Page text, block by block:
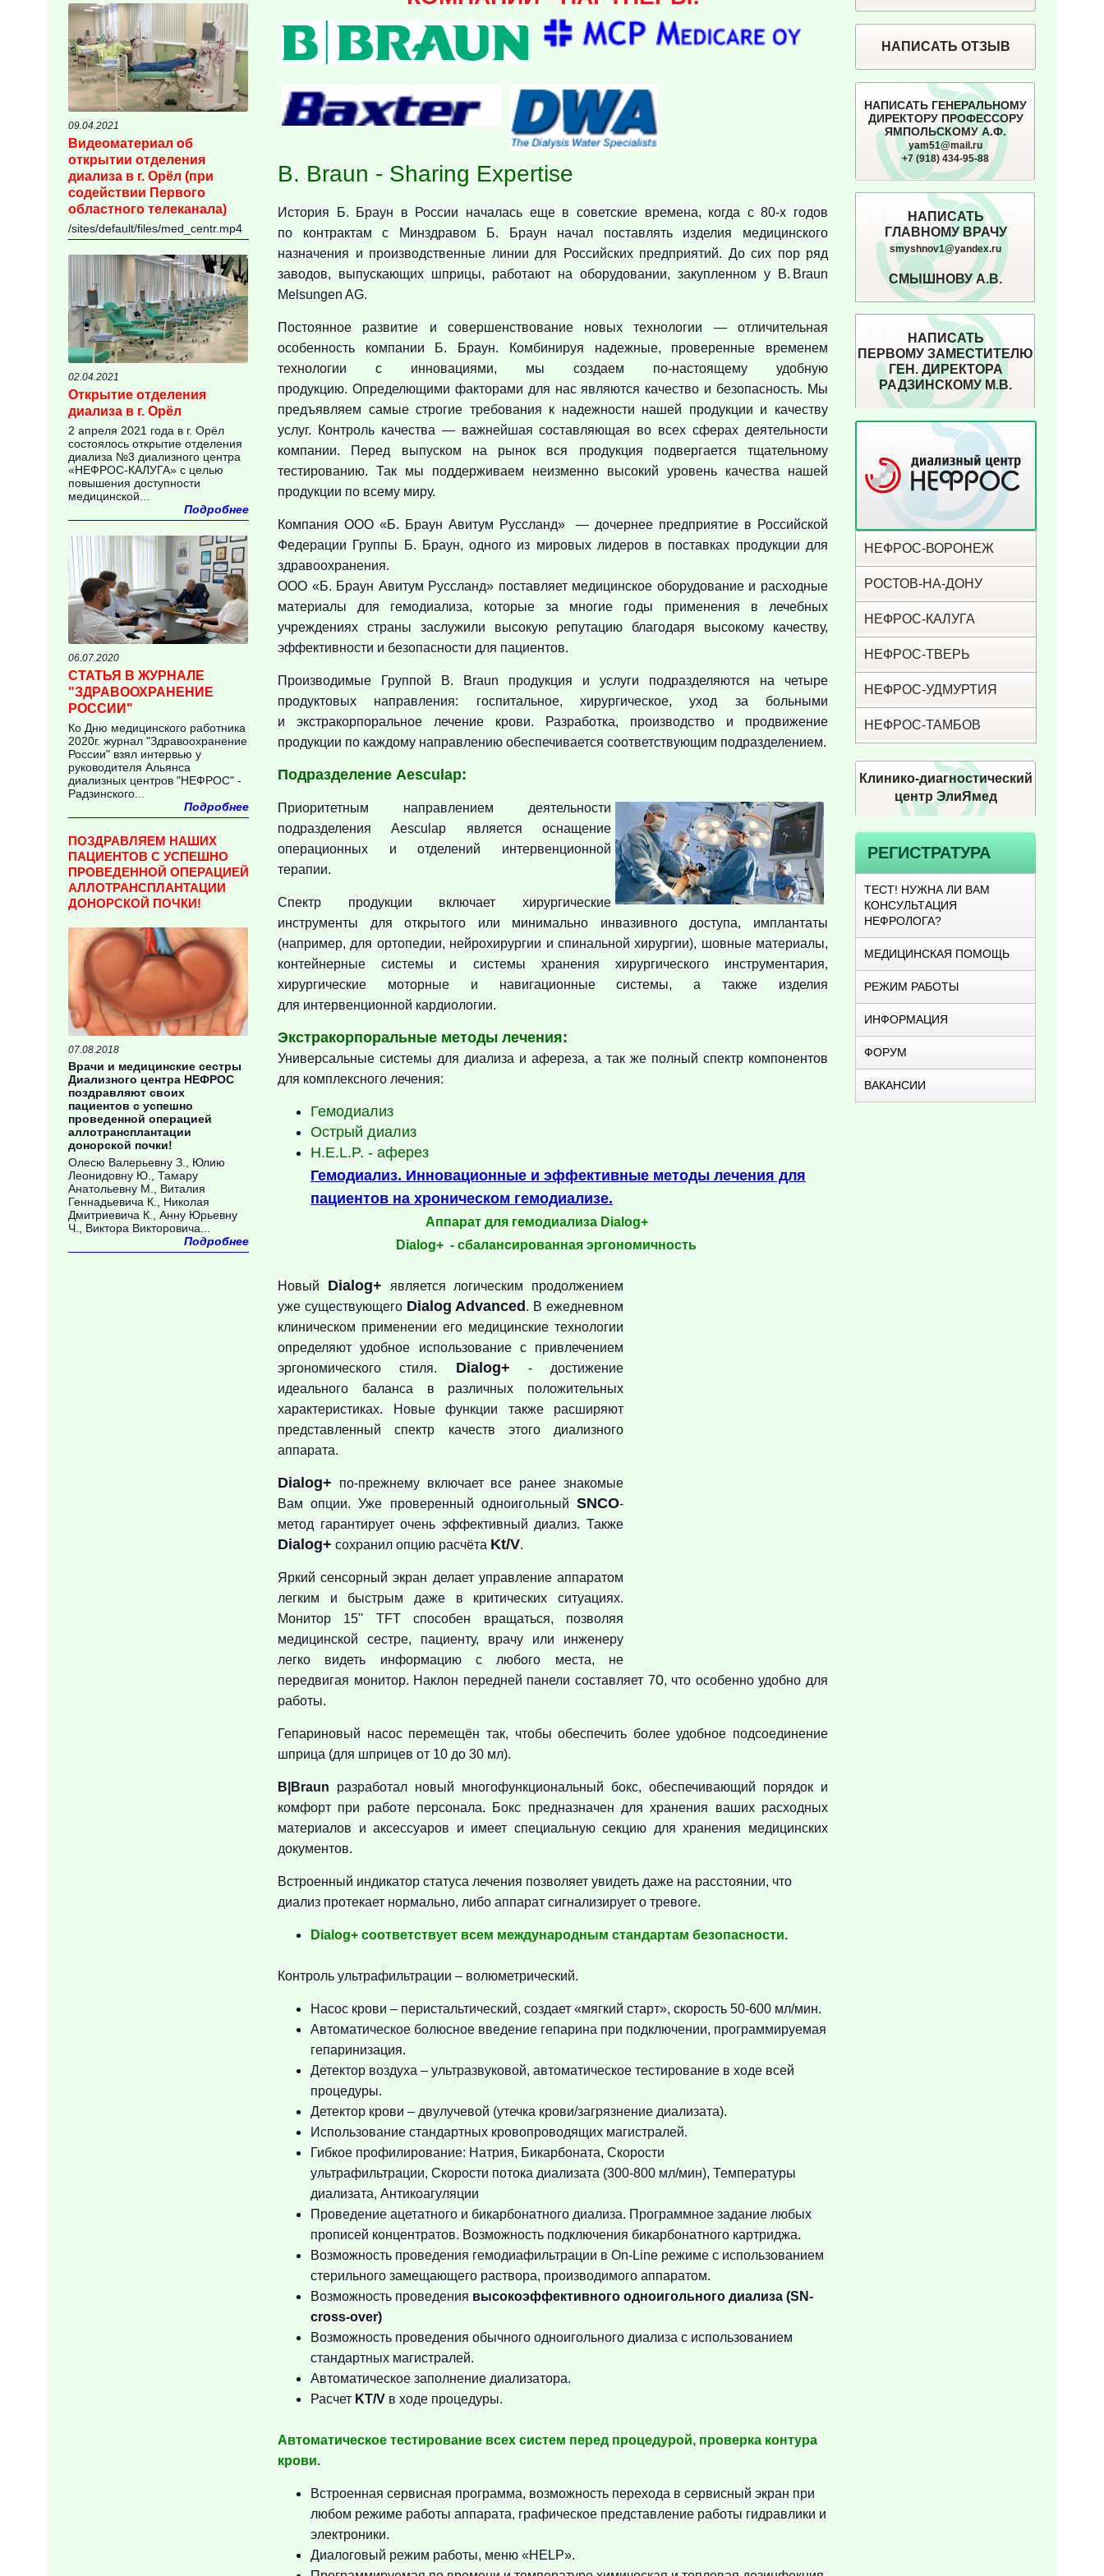
B. Braun - Sharing Expertise
История Б. Браун в России началась еще в советские времена, когда с 80-х годов
по контрактам с Минздравом Б. Браун начал поставлять изделия медицинского
назначения и производственные линии для Российских предприятий. До сих пор ряд
заводов, выпускающих шприцы, работают на оборудовании, закупленном у B. Braun
Melsungen AG.
Постоянное развитие и совершенствование новых технологии — отличительная
особенность компании Б. Браун. Комбинируя надежные, проверенные временем
технологии с инновациями, мы создаем по-настоящему удобную
продукцию. Определющими факторами для нас являются качество и безопасность. Мы
предъявляем самые строгие требования к надежности нашей продукции и качеству
услуг. Контроль качества — важнейшая составляющая во всех сферах деятельности
компании. Перед выпуском на рынок вся продукция подвергается тщательному
тестированию. Так мы поддерживаем неизменно высокий уровень качества нашей
продукции по всему миру.
Компания ООО «Б. Браун Авитум Руссланд» — дочернее предприятие в Российской
Федерации Группы Б. Браун, одного из мировых лидеров в поставках продукции для
здравоохранения.
ООО «Б. Браун Авитум Руссланд» поставляет медицинское оборудование и расходные
материалы для гемодиализа, которые за многие годы применения в лечебных
учреждениях страны заслужили высокую репутацию благодаря высокому качеству,
эффективности и безопасности для пациентов.
Производимые Группой B. Braun продукция и услуги подразделяются на четыре
продуктовых направления: госпитальное, хирургическое, уход за больными
и экстракорпоральное лечение крови. Разработка, производство и продвижение
продукции по каждому направлению обеспечивается соответствующим подразделением.
Подразделение Aesculap:
Приоритетным направлением деятельности
подразделения Aesculap является оснащение
операционных и отделений интервенционной
терапии.
Спектр продукции включает хирургические
инструменты для открытого или минимально инвазивного доступа, имплантаты
(например, для ортопедии, нейрохирургии и спинальной хирургии), шовные материалы,
контейнерные системы и системы хранения хирургического инструментария,
хирургические моторные и навигационные системы, а также изделия
для интервенционной кардиологии.
Экстракорпоральные методы лечения:
Универсальные системы для диализа и афереза, а так же полный спектр компонентов
для комплексного лечения:
Гемодиализ
Острый диализ
H.E.L.P. - аферез
Гемодиализ. Инновационные и эффективные методы лечения для
пациентов на хроническом гемодиализе.
Аппарат для гемодиализа Dialog+
Dialog+ - сбалансированная эргономичность
Новый Dialog+ является логическим продолжением
уже существующего Dialog Advanced . В ежедневном
клиническом применении его медицинские технологии
определяют удобное использование с привлечением
эргономического стиля. Dialog+ - достижение
идеального баланса в различных положительных
характеристиках. Новые функции также расширяют
представленный спектр качеств этого диализного
аппарата.
Dialog+ по-прежнему включает все ранее знакомые
Вам опции. Уже проверенный одноигольный SNCO-
метод гарантирует очень эффективный диализ. Также
Dialog+ сохранил опцию расчёта Kt/V.
Яркий сенсорный экран делает управление аппаратом
легким и быстрым даже в критических ситуациях.
Монитор 15'' TFT способен вращаться, позволяя
медицинской сестре, пациенту, врачу или инженеру
легко видеть информацию с любого места, не
передвигая монитор. Наклон передней панели составляет 70, что особенно удобно для
работы.
Гепариновый насос перемещён так, чтобы обеспечить более удобное подсоединение
шприца (для шприцев от 10 до 30 мл).
B|Braun разработал новый многофункциональный бокс, обеспечивающий порядок и
комфорт при работе персонала. Бокс предназначен для хранения ваших расходных
материалов и аксессуаров и имеет специальную секцию для хранения медицинских
документов.
Встроенный индикатор статуса лечения позволяет увидеть даже на расстоянии, что
диализ протекает нормально, либо аппарат сигнализирует о тревоге.
Dialog+ соответствует всем международным стандартам безопасности.
Контроль ультрафильтрации – волюметрический.
Насос крови – перистальтический, создает «мягкий старт», скорость 50-600 мл/мин.
Автоматическое болюсное введение гепарина при подключении, программируемая
гепаринизация.
Детектор воздуха – ультразвуковой, автоматическое тестирование в ходе всей
процедуры.
Детектор крови – двулучевой (утечка крови/загрязнение диализата).
Использование стандартных кровопроводящих магистралей.
Гибкое профилирование: Натрия, Бикарбоната, Скорости
ультрафильтрации, Скорости потока диализата (300-800 мл/мин), Температуры
диализата, Антикоагуляции
Проведение ацетатного и бикарбонатного диализа. Программное задание любых
прописей концентратов. Возможность подключения бикарбонатного картриджа.
Возможность проведения гемодиафильтрации в On-Line режиме c использованием
стерильного замещающего раствора, производимого аппаратом.
Возможность проведения высокоэффективного одноигольного диализа (SN-
cross-over)
Возможность проведения обычного одноигольного диализа с использованием
стандартных магистралей.
Автоматическое заполнение диализатора.
Расчет KT/V в ходе процедуры.
Автоматическое тестирование всех систем перед процедурой, проверка контура
крови.
Встроенная сервисная программа, возможность перехода в сервисный экран при
любом режиме работы аппарата, графическое представление работы гидравлики и
электроники.
Диалоговый режим работы, меню «HELP».
09.04.2021
Видеоматериал об
открытии отделения
диализа в г. Орёл (при
содействии Первого
областного телеканала)
/sites/default/files/med_centr.mp4
02.04.2021
Открытие отделения
диализа в г. Орёл
2 апреля 2021 года в г. Орёл
состоялось открытие отделения
диализа №3 диализного центра
«НЕФРОС-КАЛУГА» с целью
повышения доступности
медицинской...
Подробнее
06.07.2020
СТАТЬЯ В ЖУРНАЛЕ
"ЗДРАВООХРАНЕНИЕ
РОССИИ"
Ко Дню медицинского работника
2020г. журнал "Здравоохранение
России" взял интервью у
руководителя Альянса
диализных центров "НЕФРОС" -
Радзинского...
Подробнее
ПОЗДРАВЛЯЕМ НАШИХ
ПАЦИЕНТОВ С УСПЕШНО
ПРОВЕДЕННОЙ ОПЕРАЦИЕЙ
АЛЛОТРАНСПЛАНТАЦИИ
ДОНОРСКОЙ ПОЧКИ!
07.08.2018
Врачи и медицинские сестры
Диализного центра НЕФРОС
поздравляют своих
пациентов с успешно
проведенной операцией
аллотрансплантации
донорской почки!
Олесю Валерьевну З., Юлию
Леонидовну Ю., Тамару
Анатольевну М., Виталия
Геннадьевича К., Николая
Дмитриевича К., Анну Юрьевну
Ч., Виктора Викторовича...
Подробнее
НАПИСАТЬ ОТЗЫВ
НАПИСАТЬ ГЕНЕРАЛЬНОМУ
ДИРЕКТОРУ ПРОФЕССОРУ
ЯМПОЛЬСКОМУ А.Ф.
yam51@mail.ru
+7 (918) 434-95-88
НАПИСАТЬ
ГЛАВНОМУ ВРАЧУ
smyshnov1@yandex.ru
СМЫШНОВУ А.В.
НАПИСАТЬ
ПЕРВОМУ ЗАМЕСТИТЕЛЮ
ГЕН. ДИРЕКТОРА
РАДЗИНСКОМУ М.В.
НЕФРОС-ВОРОНЕЖ
РОСТОВ-НА-ДОНУ
НЕФРОС-КАЛУГА
НЕФРОС-ТВЕРЬ
НЕФРОС-УДМУРТИЯ
НЕФРОС-ТАМБОВ
Клинико-диагностический
центр ЭлиЯмед
РЕГИСТРАТУРА
ТЕСТ! НУЖНА ЛИ ВАМ
КОНСУЛЬТАЦИЯ
НЕФРОЛОГА?
МЕДИЦИНСКАЯ ПОМОЩЬ
РЕЖИМ РАБОТЫ
ИНФОРМАЦИЯ
ФОРУМ
ВАКАНСИИ